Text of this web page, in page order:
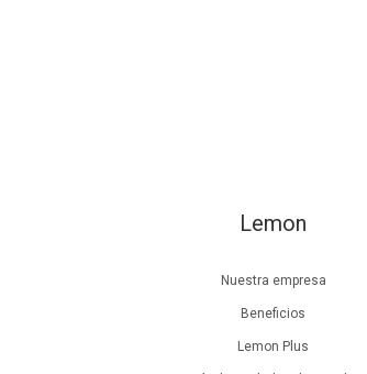
Lemon
Nuestra empresa
Beneficios
Lemon Plus